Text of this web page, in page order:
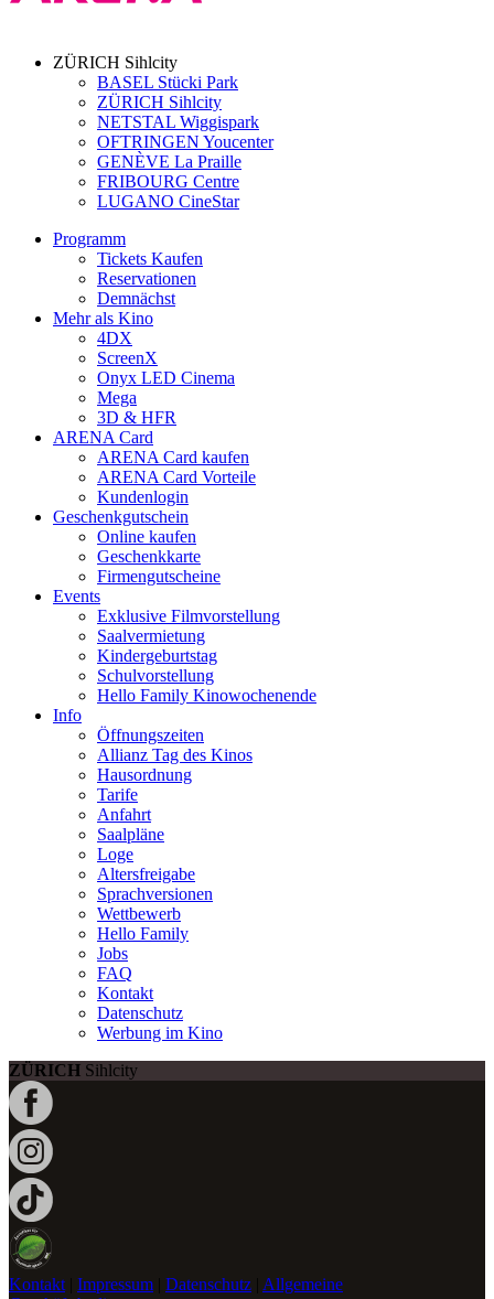
ZÜRICH Sihlcity
BASEL Stücki Park
ZÜRICH Sihlcity
NETSTAL Wiggispark
OFTRINGEN Youcenter
GENÈVE La Praille
FRIBOURG Centre
LUGANO CineStar
Programm
Tickets Kaufen
Reservationen
Demnächst
Mehr als Kino
4DX
ScreenX
Onyx LED Cinema
Mega
3D & HFR
ARENA Card
ARENA Card kaufen
ARENA Card Vorteile
Kundenlogin
Geschenkgutschein
Online kaufen
Geschenkkarte
Firmengutscheine
Events
Exklusive Filmvorstellung
Saalvermietung
Kindergeburtstag
Schulvorstellung
Hello Family Kinowochenende
Info
Öffnungszeiten
Allianz Tag des Kinos
Hausordnung
Tarife
Anfahrt
Saalpläne
Loge
Altersfreigabe
Sprachversionen
Wettbewerb
Hello Family
Jobs
FAQ
Kontakt
Datenschutz
Werbung im Kino
ZÜRICH Sihlcity
Kontakt Impressum Datenschutz
Allgemeine